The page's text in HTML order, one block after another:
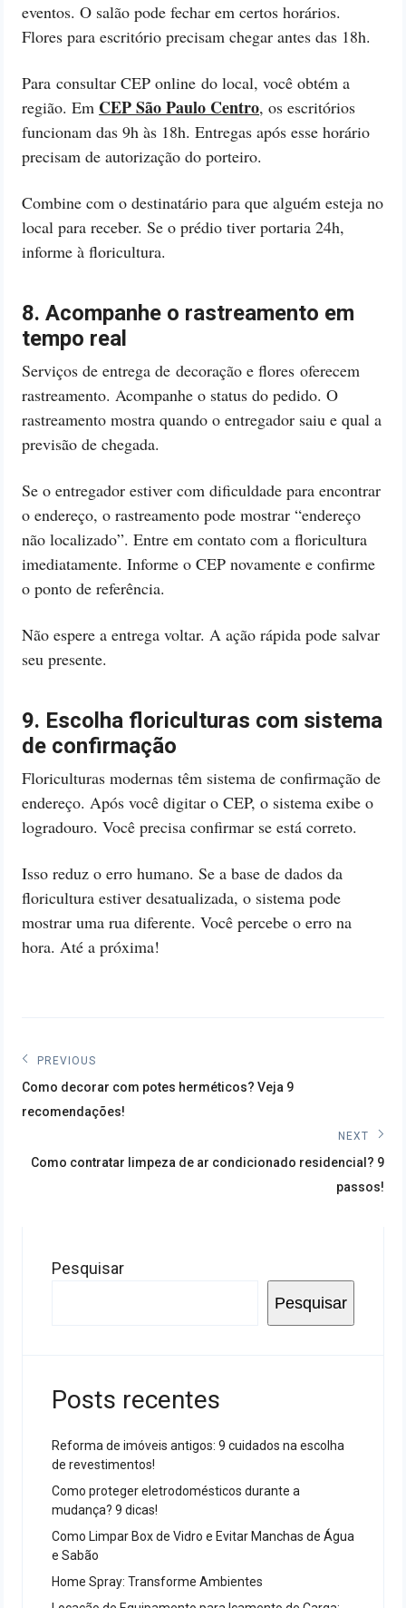
eventos. O salão pode fechar em certos horários.
Flores para escritório precisam chegar antes das 18h.
Para consultar CEP online do local, você obtém a
região. Em CEP São Paulo Centro, os escritórios
funcionam das 9h às 18h. Entregas após esse horário
precisam de autorização do porteiro.
Combine com o destinatário para que alguém esteja no
local para receber. Se o prédio tiver portaria 24h,
informe à floricultura.
8. Acompanhe o rastreamento em
tempo real
Serviços de entrega de decoração e flores oferecem
rastreamento. Acompanhe o status do pedido. O
rastreamento mostra quando o entregador saiu e qual a
previsão de chegada.
Se o entregador estiver com dificuldade para encontrar
o endereço, o rastreamento pode mostrar “endereço
não localizado”. Entre em contato com a floricultura
imediatamente. Informe o CEP novamente e confirme
o ponto de referência.
Não espere a entrega voltar. A ação rápida pode salvar
seu presente.
9. Escolha floriculturas com sistema
de confirmação
Floriculturas modernas têm sistema de confirmação de
endereço. Após você digitar o CEP, o sistema exibe o
logradouro. Você precisa confirmar se está correto.
Isso reduz o erro humano. Se a base de dados da
floricultura estiver desatualizada, o sistema pode
mostrar uma rua diferente. Você percebe o erro na
hora. Até a próxima!
Navegação
de
Post
PREVIOUS
Previous
post:
Como decorar com potes herméticos? Veja 9
recomendações!
NEXT
Next
Como contratar limpeza de ar condicionado residencial? 9
passos!
Pesquisar
Pesquisar
Posts recentes
Reforma de imóveis antigos: 9 cuidados na escolha
de revestimentos!
Como proteger eletrodomésticos durante a
mudança? 9 dicas!
Como Limpar Box de Vidro e Evitar Manchas de Água
e Sabão
Home Spray: Transforme Ambientes